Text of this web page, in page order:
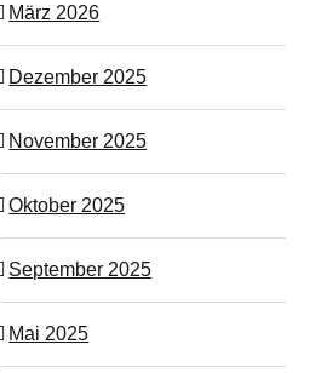
März 2026
Dezember 2025
November 2025
Oktober 2025
September 2025
Mai 2025